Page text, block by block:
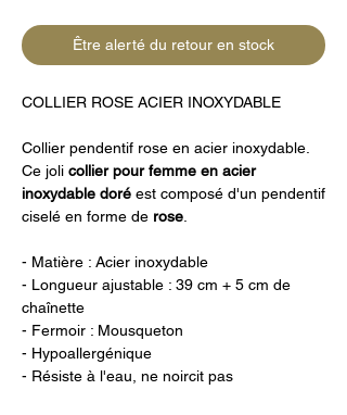
Être alerté du retour en stock
COLLIER ROSE ACIER INOXYDABLE
Collier pendentif rose en acier inoxydable.
Ce joli collier pour femme en acier
inoxydable doré est composé d'un pendentif
ciselé en forme de rose
- Matière : Acier inoxydable
- Longueur ajustable : 39 cm + 5 cm de
chaînette
- Fermoir : Mousqueton
- Hypoallergénique
- Résiste à l'eau, ne noircit pas